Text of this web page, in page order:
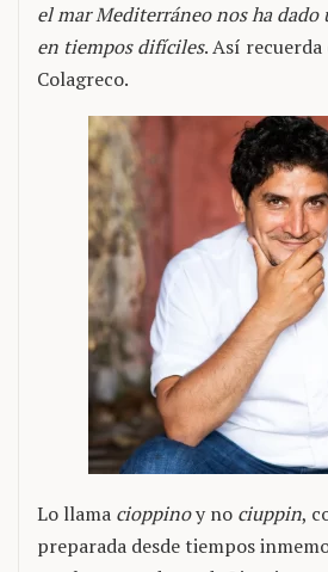
el mar Mediterráneo nos ha dado
en tiempos difíciles. Así
Colagreco.
Lo llama cioppinoy no ciuppin,
preparada desde tiempos